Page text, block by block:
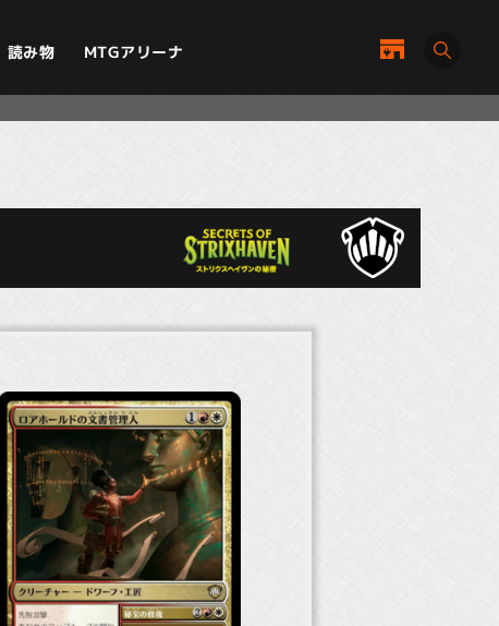
読み物 MTGアリーナ